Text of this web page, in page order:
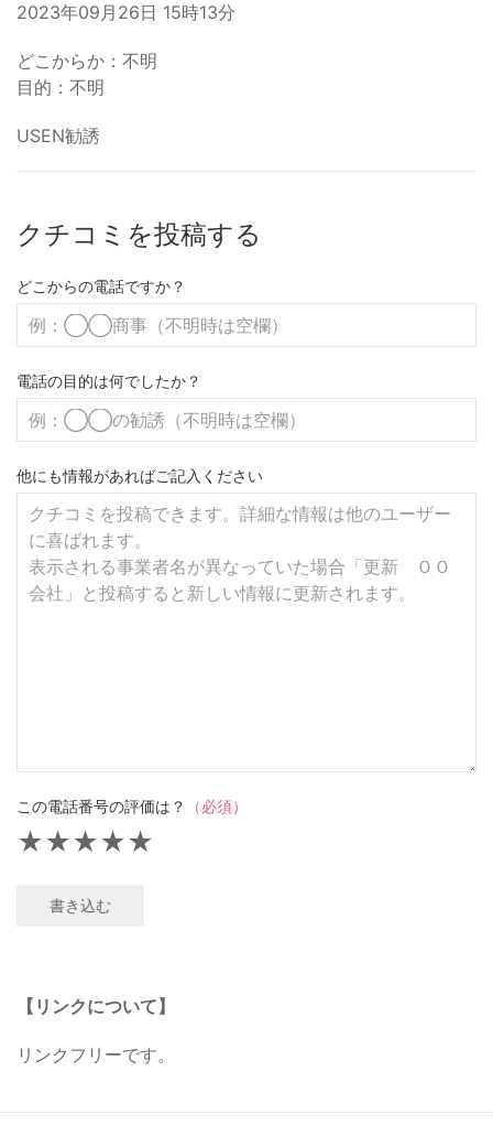
2023年09月26日 15時13分
どこからか：不明
目的：不明
USEN勧誘
クチコミを投稿する
どこからの電話ですか？
電話の目的は何でしたか？
他にも情報があればご記入ください
この電話番号の評価は？ （必須）
★
★
★
★
★
書き込む
【リンクについて】
リンクフリーです。